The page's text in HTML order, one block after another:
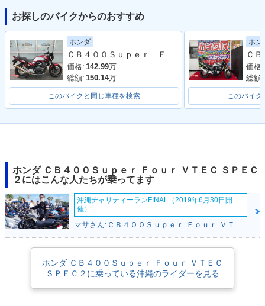
2019年 CB400 SU
PER FOUR HYPER
VTEC Revo・マイ
ナーチェンジ
PER FOUR HYPER
VTEC Revo ABS・
カラーチェンジ
2018年 CB400 SU
PER FOUR HYPER
VTEC Revo・カラ
ーチェンジ
2018年 CB400 SU
PER FOUR HYPER
VTEC Revo ABS・
マイナーチェンジ
PER FOUR HYPER
VTEC Revo・マイ
ナーチェンジ
PER FOUR HYPER
l Edition・特別・限
定仕様
2016年 CB400 SU
2016年 CB400 SU
2016年 CB400 SU
お探しのバイクからのおすすめ
ホンダ
ＣＢ４００Ｓｕｐｅｒ Ｆｏｕｒ ＶＴＥＣ Ｒｅｖｏ 最終型 ヨシムラスリップオンマフラー ラジエーターカバー ＥＴＣ２．０他
価格: 142.99万
総額: 150.14万
このバイクと同じ車種を検索
ホン
価格:
総額:
このバイク
ホンダ ＣＢ４００Ｓｕｐｅｒ Ｆｏｕｒ ＶＴＥＣ ＳＰＥＣ
２にはこんな人たちが乗ってます
沖縄チャリティーランFINAL（2019年6月30日開
催）
マサさん:ＣＢ４００Ｓｕｐｅｒ Ｆｏｕｒ ＶＴＥＣ ＳＰＥＣ２(ホンダ)
ホンダ ＣＢ４００Ｓｕｐｅｒ Ｆｏｕｒ ＶＴＥＣ
ＳＰＥＣ２に乗っている沖縄のライダーを見る